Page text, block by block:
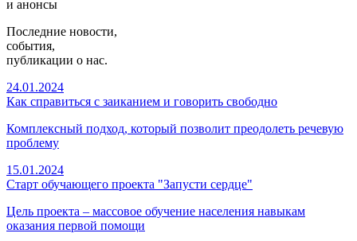
и анонсы
Последние новости,
события,
публикации о нас.
24.01.2024
Как справиться с заиканием и говорить свободно
Комплексный подход, который позволит преодолеть речевую
проблему
15.01.2024
Старт обучающего проекта "Запусти сердце"
Цель проекта – массовое обучение населения навыкам
оказания первой помощи